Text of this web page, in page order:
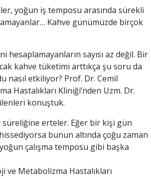
yoğun iş temposu arasında sürekli
Kahve günümüzde birçok
hesaplamayanların sayısı az değil. Bir
kahve tüketimi arttıkça şu soru da
nasıl etkiliyor? Prof. Dr. Cemil
Hastalıkları Kliniği’nden Uzm. Dr.
konuştuk.
erteler. Eğer bir kişi gün
bunun altında çoğu zaman
çalışma temposu gibi başka
ve Metabolizma Hastalıkları